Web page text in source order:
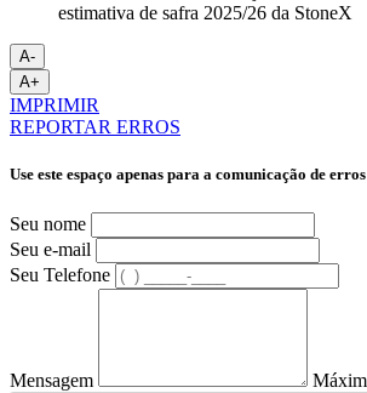
A-
A+
IMPRIMIR
REPORTAR ERROS
Use este espaço apenas para a comunicação de
Seu nome
Seu e-mail
Seu Telefone
Mensagem